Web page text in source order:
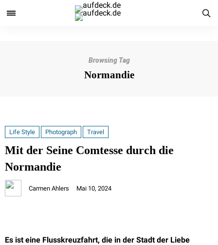
Browsing Tag
Normandie
Life Style Photograph Travel
Mit der Seine Comtesse durch die
Normandie
Carmen Ahlers Mai 10, 2024
Es ist eine Flusskreuzfahrt, die in der Stadt der Liebe